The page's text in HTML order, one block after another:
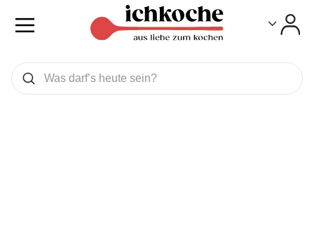
Was wollen Sie suchen
Suchen